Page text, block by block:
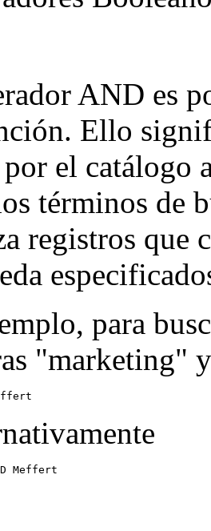
AND es
Ello
por el catálogo
términos de
registros que
para
"marketing"
Meffert